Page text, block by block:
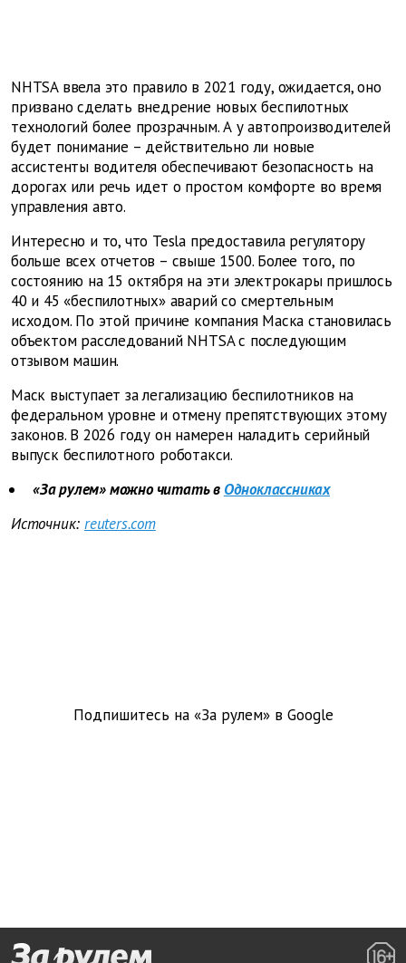
NHTSA ввела это правило в 2021 году, ожидается, оно
призвано сделать внедрение новых беспилотных
технологий более прозрачным. А у автопроизводителей
будет понимание – действительно ли новые
ассистенты водителя обеспечивают безопасность на
дорогах или речь идет о простом комфорте во время
управления авто.
Интересно и то, что Tesla предоставила регулятору
больше всех отчетов – свыше 1500. Более того, по
состоянию на 15 октября на эти электрокары пришлось
40 и 45 «беспилотных» аварий со смертельным
исходом. По этой причине компания Маска становилась
объектом расследований NHTSA с последующим
отзывом машин.
Маск выступает за легализацию беспилотников на
федеральном уровне и отмену препятствующих этому
законов. В 2026 году он намерен наладить серийный
выпуск беспилотного роботакси.
«За рулем» можно читать в Одноклассниках
Источник: reuters.com
Подпишитесь на «За рулем» в Google